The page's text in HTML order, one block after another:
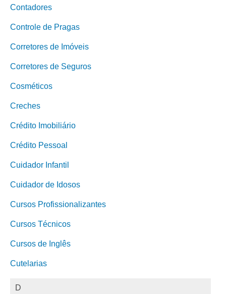
Contadores
Controle de Pragas
Corretores de Imóveis
Corretores de Seguros
Cosméticos
Creches
Crédito Imobiliário
Crédito Pessoal
Cuidador Infantil
Cuidador de Idosos
Cursos Profissionalizantes
Cursos Técnicos
Cursos de Inglês
Cutelarias
D